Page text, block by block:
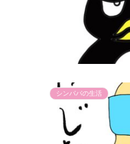
シンパパの生活